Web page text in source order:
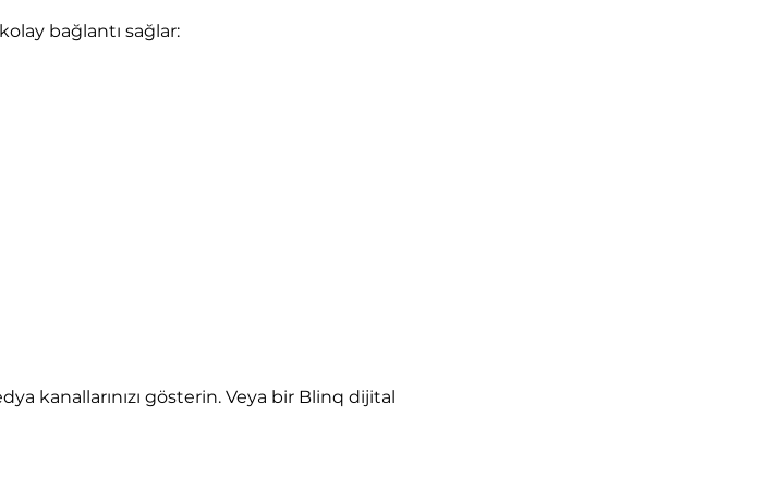
bağlantı sağlar:
kanallarınızı gösterin. Veya bir Blinq dijital